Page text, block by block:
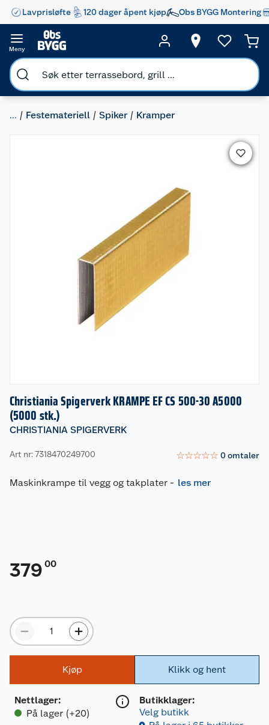
Lavprisløfte 120 dager åpent kjøp Obs BYGG Montering
Meny
... Festemateriell Spiker Kramper
Christiania Spigerverk KRAMPE EF CS 500-30 A5000
(5000 stk.)
CHRISTIANIA SPIGERVERK
Art nr: 7318470249700 ☆☆☆☆☆ 0omtaler
Maskinkrampe til vegg og takplater - les mer
379 00
Kjøp
Nettlager:
På lager (+20)
Klikk og hent
Butikklager:
Velg butikk